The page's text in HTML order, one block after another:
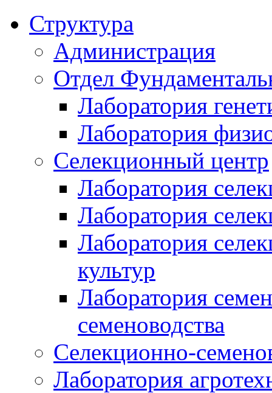
Структура
Администрация
Отдел
Лаборатория
Лаборатория
Селекционный центр
Лаборатория
Лаборатория
Лаборатория
культур
Лаборатория
семеноводства
Селекционно-
Лаборатория